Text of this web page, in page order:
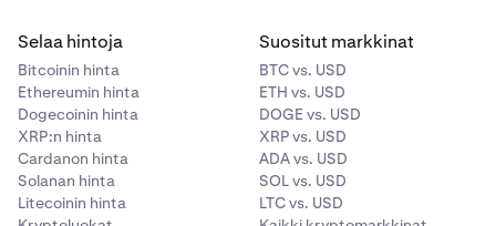
Selaa hintoja
Bitcoinin hinta
Ethereumin hinta
Dogecoinin hinta
XRP:n hinta
Cardanon hinta
Solanan hinta
Litecoinin hinta
Suositut markkinat
BTC vs. USD
ETH vs. USD
DOGE vs. USD
XRP vs. USD
ADA vs. USD
SOL vs. USD
LTC vs. USD